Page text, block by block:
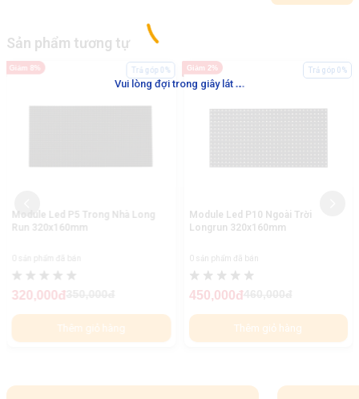
Vui lòng đợi trong giây lát ...
Sản phẩm tương tự
Module Led P5 Trong Nhà Long
Run 320x160mm
0 sản phẩm đã bán
320,000đ
Giảm 8%
Thêm giỏ hàng
Trả góp 0%
Module Led P10 Ngoài Trời
Longrun 320x160mm
0 sản phẩm đã bán
450,000đ460,000đ
Giảm 2%
Thêm giỏ hàng
Trả góp 0%